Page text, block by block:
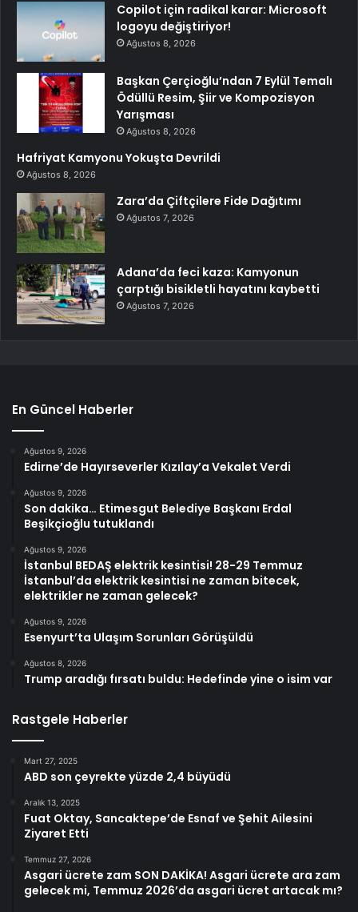
Copilot için radikal karar: Microsoft
logoyu değiştiriyor!
Ağustos 8, 2026
Başkan Çerçioğlu’ndan 7 Eylül Temalı
Ödüllü Resim, Şiir ve Kompozisyon
Yarışması
Ağustos 8, 2026
Hafriyat Kamyonu Yokuşta Devrildi
Ağustos 8, 2026
Zara’da Çiftçilere Fide Dağıtımı
Ağustos 7, 2026
Adana’da feci kaza: Kamyonun
çarptığı bisikletli hayatını kaybetti
Ağustos 7, 2026
En Güncel Haberler
Ağustos 9, 2026
Edirne’de Hayırseverler Kızılay’a Vekalet Verdi
Ağustos 9, 2026
Son dakika… Etimesgut Belediye Başkanı Erdal
Beşikçioğlu tutuklandı
Ağustos 9, 2026
İstanbul BEDAŞ elektrik kesintisi! 28-29 Temmuz
İstanbul’da elektrik kesintisi ne zaman bitecek,
elektrikler ne zaman gelecek?
Ağustos 9, 2026
Esenyurt’ta Ulaşım Sorunları Görüşüldü
Ağustos 8, 2026
Trump aradığı fırsatı buldu: Hedefinde yine o isim var
Rastgele Haberler
Mart 27, 2025
ABD son çeyrekte yüzde 2,4 büyüdü
Aralık 13, 2025
Fuat Oktay, Sancaktepe’de Esnaf ve Şehit Ailesini
Ziyaret Etti
Temmuz 27, 2026
Asgari ücrete zam SON DAKİKA! Asgari ücrete ara zam
gelecek mi, Temmuz 2026’da asgari ücret artacak mı?